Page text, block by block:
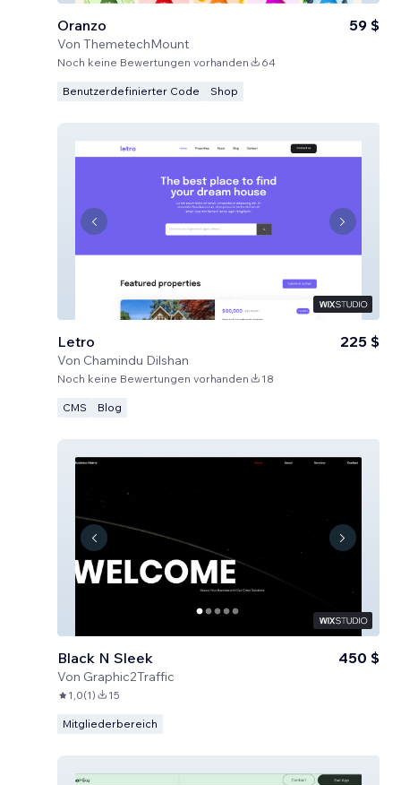
Oranzo
Von ThemetechMount
59 $
Noch keine Bewertungen vorhanden 64
Benutzerdefinierter Code Shop
Letro
Von Chamindu Dilshan
225 $
Noch keine Bewertungen vorhanden 18
CMS Blog
Black N Sleek
Von Graphic2Traffic
450 $
1,0(1) 15
Mitgliederbereich